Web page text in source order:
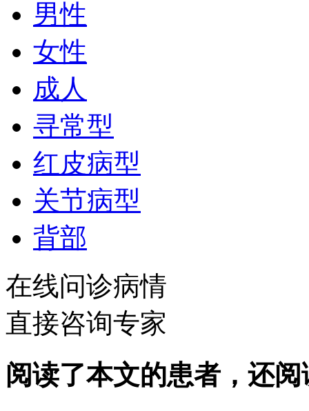
男性
女性
成人
寻常型
红皮病型
关节病型
背部
在线问诊病情
直接咨询专家
阅读了本文的患者，还